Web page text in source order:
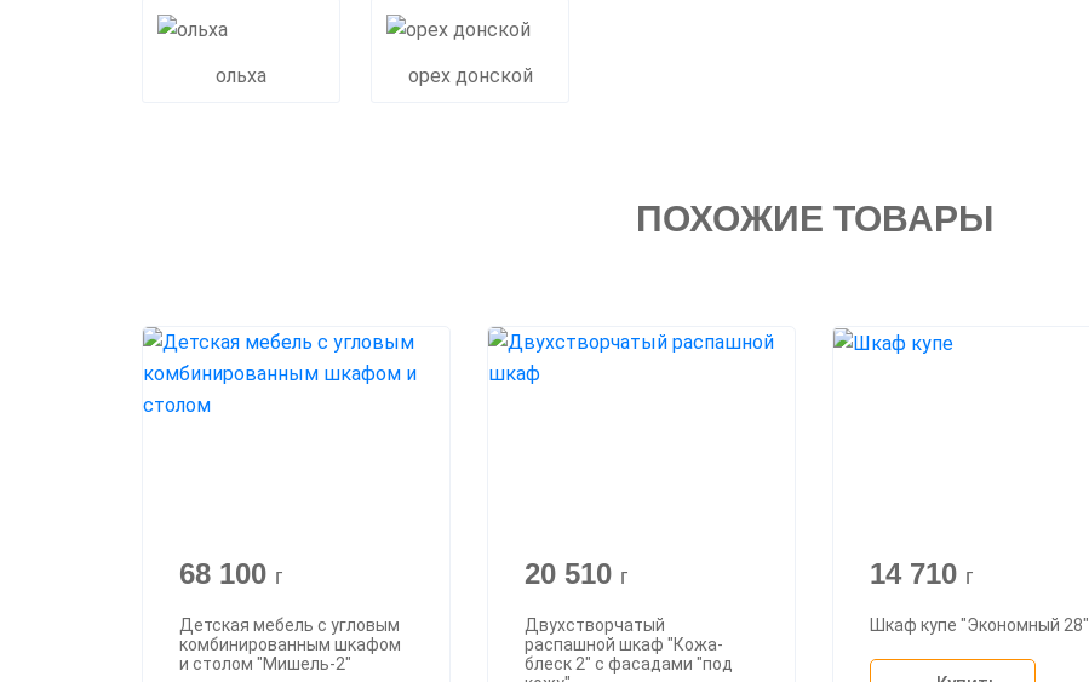
ольха орех донской
ПОХОЖИЕ ТОВАРЫ
68 100 г
Детская мебель с угловым
комбинированным шкафом
и столом "Мишель-2"
20 510 г
Двухстворчатый
распашной шкаф "Кожа-
блеск 2" с фасадами "под
14 710 г
Шкаф купе "Экономный 28"